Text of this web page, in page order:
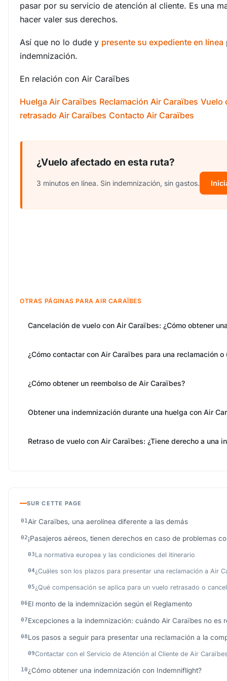
pasar por su servicio de atención al cliente. Es una
hacer valer sus derechos.
Así que no lo dude y presente su expediente en línea
indemnización.
En relación con Air Caraïbes
Huelga Air Caraïbes Reclamación Air Caraïbes Vuelo
retrasado Air Caraïbes Contacto Air Caraïbes
¿Vuelo afectado en esta ruta?
3 minutos en línea. Sin indemnización, sin gastos.
OTRAS PÁGINAS PARA AIR CARAÏBES
Cancelación de vuelo con Air Caraïbes: ¿Cómo obtener
¿Cómo contactar con Air Caraïbes para una reclamación
¿Cómo obtener un reembolso de Air Caraïbes?
Obtener una indemnización durante una huelga con Air
Retraso de vuelo con Air Caraïbes: ¿Tiene derecho a una
SUR CETTE PAGE
Air Caraïbes, una aerolínea diferente a las demás
¡Pasajeros aéreos, tienen derechos en caso de problemas
La normativa europea y las condiciones del itinerario
¿Cuáles son los plazos para presentar una reclamación a Air
¿Qué compensación se aplica para un vuelo retrasado o
El monto de la indemnización según el Reglamento
Excepciones a la indemnización: cuándo Air Caraïbes no es
Los pasos a seguir para presentar una reclamación a la
Contactar con el Servicio de Atención al Cliente de Air
¿Cómo obtener una indemnización con Indemniflight?